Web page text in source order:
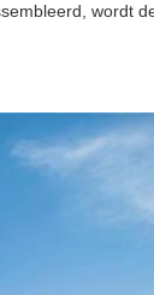
wordt